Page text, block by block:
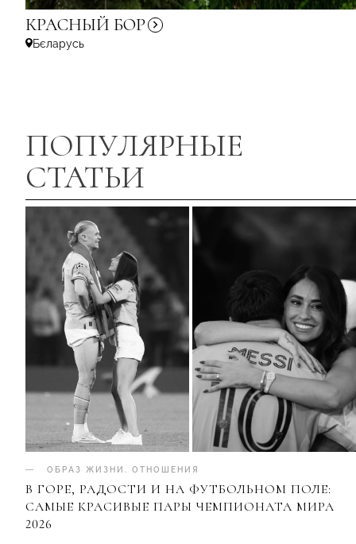
КРАСНЫЙ БОР
Бєларусь
ПОПУЛЯРНЫЕ
СТАТЬИ
ОБРАЗ ЖИЗНИ . ОТНОШЕНИЯ
В ГОРЕ, РАДОСТИ И НА ФУТБОЛЬНОМ ПОЛЕ:
САМЫЕ КРАСИВЫЕ ПАРЫ ЧЕМПИОНАТА МИРА
2026